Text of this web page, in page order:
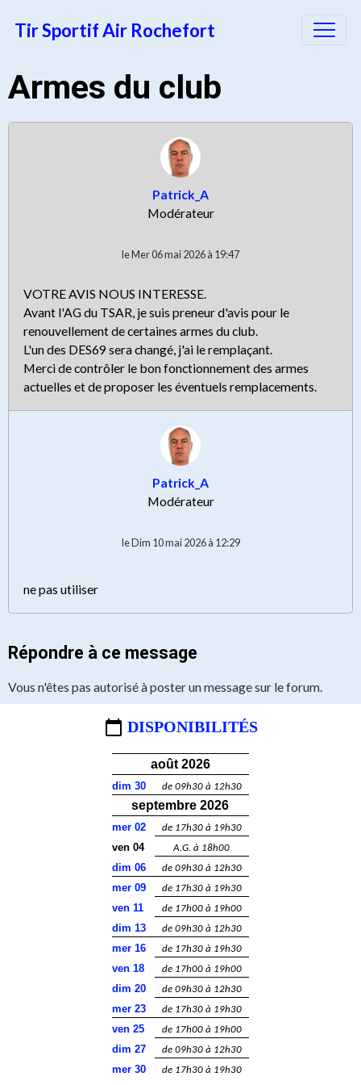
Tir Sportif Air Rochefort
Armes du club
Patrick_A
Modérateur
le Mer 06 mai 2026 à 19:47
VOTRE AVIS NOUS INTERESSE.
Avant l'AG du TSAR, je suis preneur d'avis pour le
renouvellement de certaines armes du club.
L'un des DES69 sera changé, j'ai le remplaçant.
Merci de contrôler le bon fonctionnement des armes
actuelles et de proposer les éventuels remplacements.
Patrick_A
Modérateur
le Dim 10 mai 2026 à 12:29
ne pas utiliser
Répondre à ce message
Vous n'êtes pas autorisé à poster un message sur le forum.
DISPONIBILITÉS
août 2026
dim 30 de 09h30 à 12h30
septembre 2026
mer 02 de 17h30 à 19h30
ven 04 A.G. à 18h00
dim 06 de 09h30 à 12h30
mer 09 de 17h30 à 19h30
ven 11 de 17h00 à 19h00
dim 13 de 09h30 à 12h30
mer 16 de 17h30 à 19h30
ven 18 de 17h00 à 19h00
dim 20 de 09h30 à 12h30
mer 23 de 17h30 à 19h30
ven 25 de 17h00 à 19h00
dim 27 de 09h30 à 12h30
mer 30 de 17h30 à 19h30